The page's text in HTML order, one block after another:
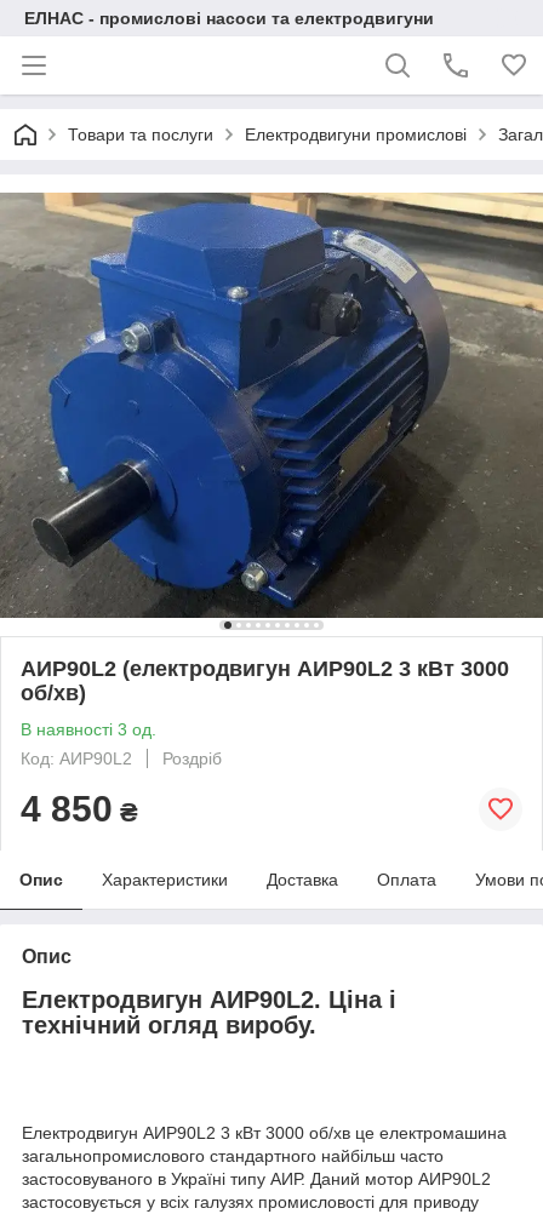
ЕЛНАС - промислові насоси та електродвигуни
Товари та послуги Електродвигуни промислові
АИР90L2 (електродвигун АИР90L2 3 кВт 3000
об/хв)
В наявності 3 од.
Код: АИР90L2
Роздріб
4 850 ₴
Опис Характеристики Доставка Оплата Умови
Опис
Електродвигун АИР90L2. Ціна і
технічний огляд виробу.
Електродвигун АИР90L2 3 кВт 3000 об/хв це електромашина
загальнопромислового стандартного найбільш часто
застосовуваного в Україні типу АИР. Даний мотор АИР90L2
застосовується у всіх галузях промисловості для приводу